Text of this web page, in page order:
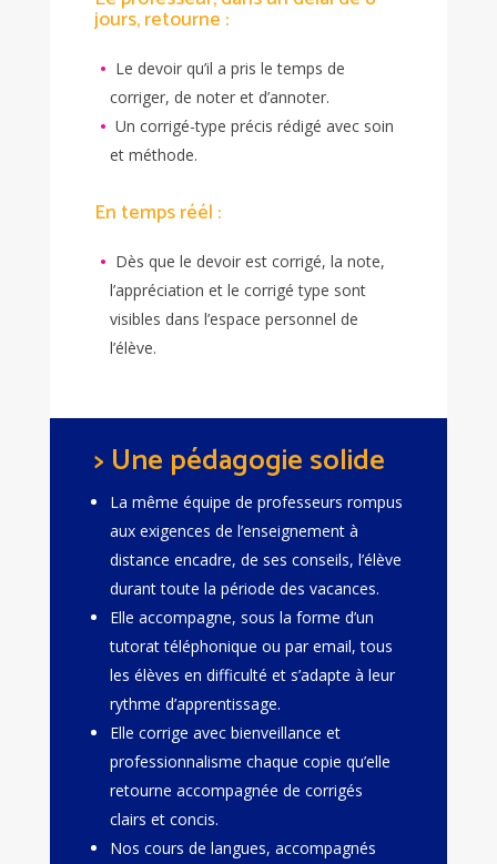
jours, retourne :
Le devoir qu’il a pris le temps de
corriger, de noter et d’annoter.
Un corrigé-type précis rédigé avec soin
et méthode.
En temps réél :
Dès que le devoir est corrigé, la note,
l’appréciation et le corrigé type sont
visibles dans l’espace personnel de
l’élève.
> Une pédagogie solide
La même équipe de professeurs rompus
aux exigences de l’enseignement à
distance encadre, de ses conseils, l’élève
durant toute la période des vacances.
Elle accompagne, sous la forme d’un
tutorat téléphonique ou par email, tous
les élèves en difficulté et s’adapte à leur
rythme d’apprentissage.
Elle corrige avec bienveillance et
professionnalisme chaque copie qu’elle
retourne accompagnée de corrigés
clairs et concis.
Nos cours de langues, accompagnés